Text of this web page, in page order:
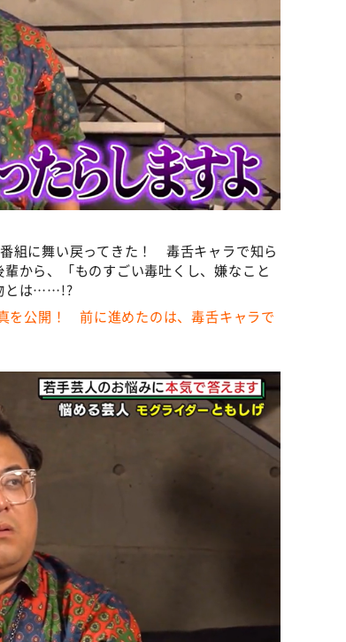
組に舞い戻ってきた！ 毒舌キャラで知ら
から、「ものすごい毒吐くし、嫌なこと
とは……!?
を公開！ 前に進めたのは、毒舌キャラで